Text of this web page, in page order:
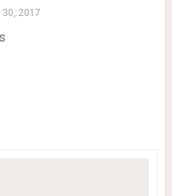
30, 2017